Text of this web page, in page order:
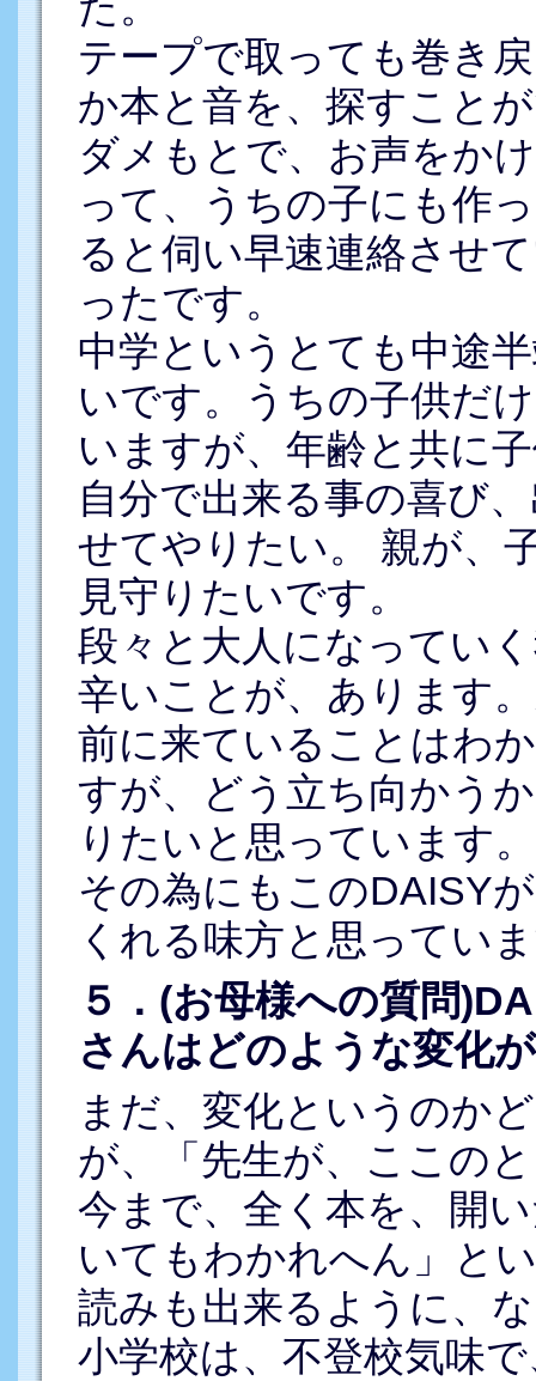
テープで取っても巻き
か本と音を、探すこと
ダメもとで、お声をか
って、うちの子にも作
ると伺い早速連絡させ
ったです。
中学というとても中途
いです。うちの子供だ
いますが、年齢と共に
自分で出来る事の喜び
せてやりたい。 親が、
見守りたいです。
段々と大人になってい
辛いことが、あります
前に来ていることはわ
すが、どう立ち向かう
りたいと思っています。
その為にもこのDAISY
くれる味方と思ってい
５．(お母様への質問
さんはどのような変化
まだ、変化というのか
が、「先生が、ここの
今まで、全く本を、開
いてもわかれへん」と
読みも出来るように、
小学校は、不登校気味